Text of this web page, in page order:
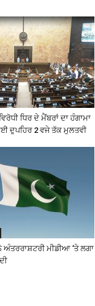
ਧਿਰ ਦੇ ਮੈਂਬਰਾਂ ਦਾ ਹੰਗਾਮਾ
ਦੁਪਹਿਰ 2 ਵਜੇ ਤੱਕ ਮੁਲਤਵੀ
ਅੰਤਰਰਾਸ਼ਟਰੀ ਮੀਡੀਆ ‘ਤੇ ਲਗਾ